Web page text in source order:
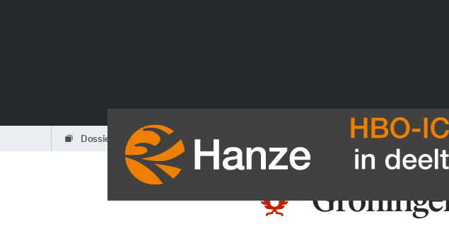
dossiers partners vacatures zo volg je de GIC